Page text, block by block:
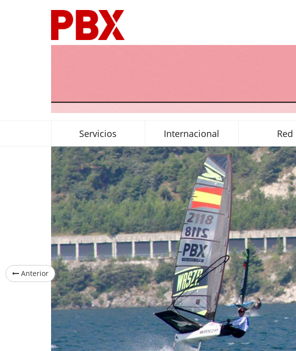
Servicios Internacional Red
Anterior